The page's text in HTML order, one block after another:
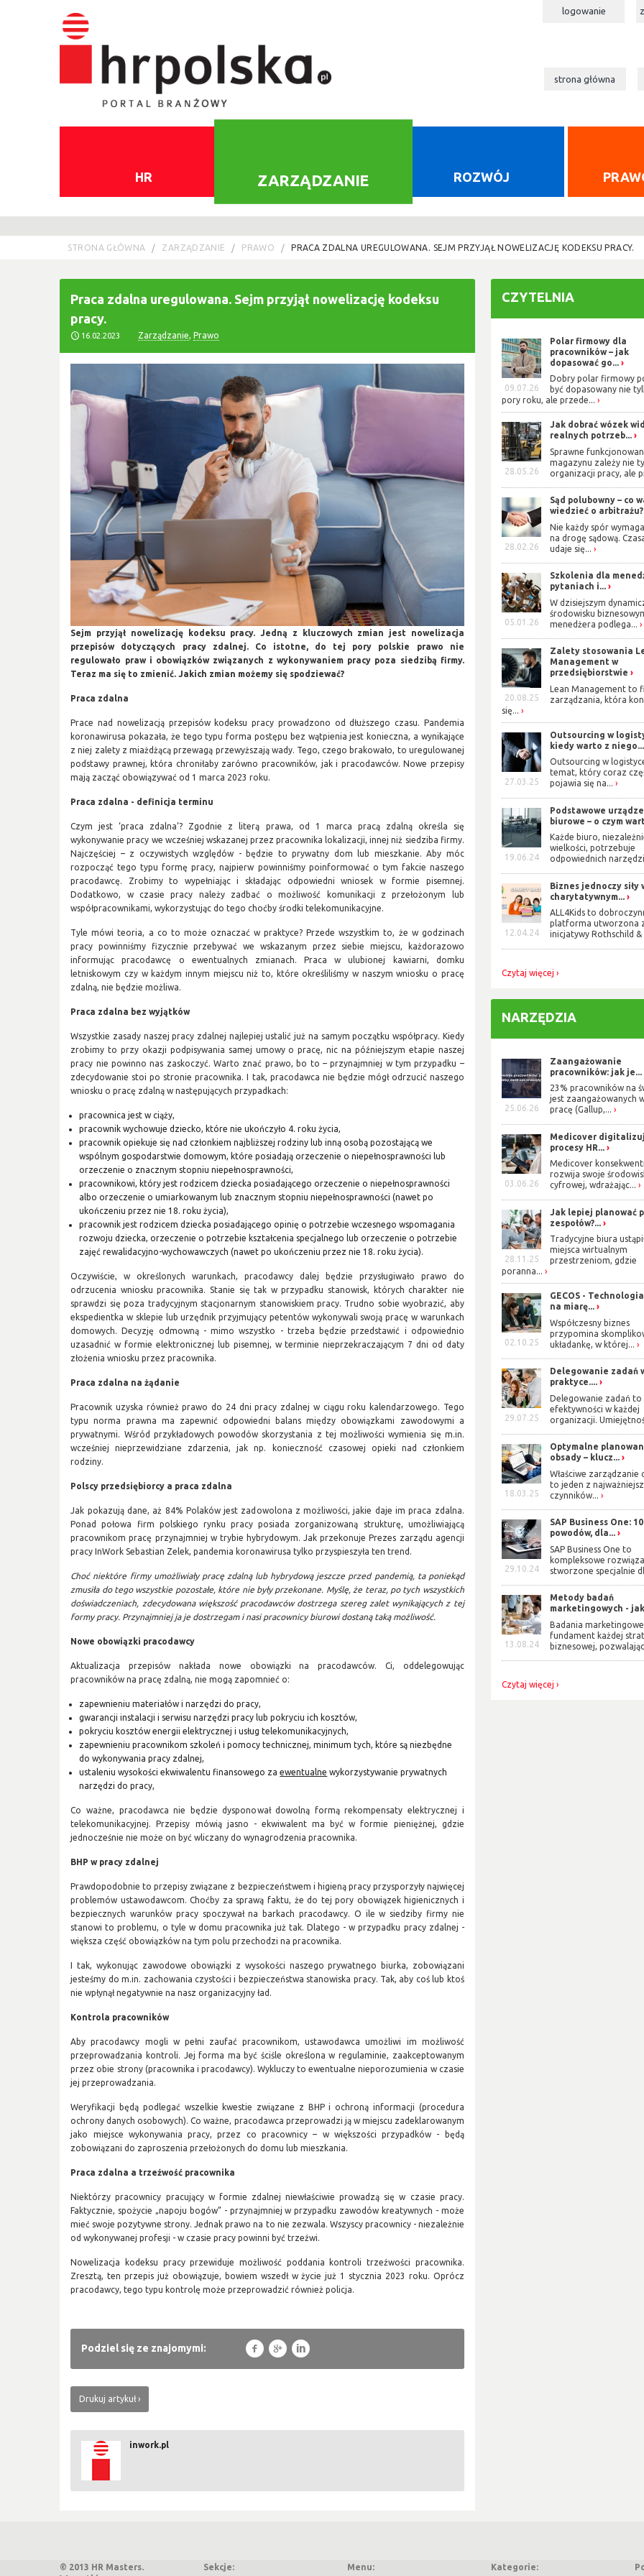
logowanie
strona główna
HR ZARZĄDZANIE ROZWÓJ
STRONA GŁÓWNA ZARZĄDZANIE PRAWO PRACA ZDALNA UREGULOWANA. SEJM PRZYJĄŁ NOWELIZACJĘ KODEKSU PRACY.
Praca zdalna uregulowana. Sejm przyjął nowelizację kodeksu
pracy.
16.02.2023 Zarządzanie ,Prawo
Sejm przyjął nowelizację kodeksu pracy. Jedną z kluczowych zmian jest nowelizacja
przepisów dotyczących pracy zdalnej. Co istotne, do tej pory polskie prawo nie
regulowało praw i obowiązków związanych z wykonywaniem pracy poza siedzibą firmy.
Teraz ma się to zmienić. Jakich zmian możemy się spodziewać?
Praca zdalna
Prace nad nowelizacją przepisów kodeksu pracy prowadzono od dłuższego czasu. Pandemia
koronawirusa pokazała, że tego typu forma postępu bez wątpienia jest konieczna, a wynikające
z niej zalety z miażdżącą przewagą przewyższają wady. Tego, czego brakowało, to uregulowanej
podstawy prawnej, która chroniłaby zarówno pracowników, jak i pracodawców. Nowe przepisy
mają zacząć obowiązywać od 1 marca 2023 roku.
Praca zdalna - definicja terminu
Czym jest ‘praca zdalna’? Zgodnie z literą prawa, od 1 marca pracą zdalną określa się
wykonywanie pracy we wcześniej wskazanej przez pracownika lokalizacji, innej niż siedziba firmy.
Najczęściej – z oczywistych względów - będzie to prywatny dom lub mieszkanie. Aby móc
rozpocząć tego typu formę pracy, najpierw powinniśmy poinformować o tym fakcie naszego
pracodawcę. Zrobimy to wypełniając i składając odpowiedni wniosek w formie pisemnej.
Dodatkowo, w czasie pracy należy zadbać o możliwość komunikacji z przełożonym lub
współpracownikami, wykorzystując do tego choćby środki telekomunikacyjne.
Tyle mówi teoria, a co to może oznaczać w praktyce? Przede wszystkim to, że w godzinach
pracy powinniśmy fizycznie przebywać we wskazanym przez siebie miejscu, każdorazowo
informując pracodawcę o ewentualnych zmianach. Praca w ulubionej kawiarni, domku
letniskowym czy w każdym innym miejscu niż to, które określiliśmy w naszym wniosku o pracę
zdalną, nie będzie możliwa.
Praca zdalna bez wyjątków
Wszystkie zasady naszej pracy zdalnej najlepiej ustalić już na samym początku współpracy. Kiedy
zrobimy to przy okazji podpisywania samej umowy o pracę, nic na późniejszym etapie naszej
pracy nie powinno nas zaskoczyć. Warto znać prawo, bo to – przynajmniej w tym przypadku –
zdecydowanie stoi po stronie pracownika. I tak, pracodawca nie będzie mógł odrzucić naszego
wniosku o pracę zdalną w następujących przypadkach:
pracownica jest w ciąży,
pracownik wychowuje dziecko, które nie ukończyło 4. roku życia,
pracownik opiekuje się nad członkiem najbliższej rodziny lub inną osobą pozostającą we
wspólnym gospodarstwie domowym, które posiadają orzeczenie o niepełnosprawności lub
orzeczenie o znacznym stopniu niepełnosprawności,
pracownikowi, który jest rodzicem dziecka posiadającego orzeczenie o niepełnosprawności
albo orzeczenie o umiarkowanym lub znacznym stopniu niepełnosprawności (nawet po
ukończeniu przez nie 18. roku życia),
pracownik jest rodzicem dziecka posiadającego opinię o potrzebie wczesnego wspomagania
rozwoju dziecka, orzeczenie o potrzebie kształcenia specjalnego lub orzeczenie o potrzebie
zajęć rewalidacyjno-wychowawczych (nawet po ukończeniu przez nie 18. roku życia).
Oczywiście, w określonych warunkach, pracodawcy dalej będzie przysługiwało prawo do
odrzucenia wniosku pracownika. Stanie się tak w przypadku stanowisk, których charakter nie
sprawdzi się poza tradycyjnym stacjonarnym stanowiskiem pracy. Trudno sobie wyobrazić, aby
ekspedientka w sklepie lub urzędnik przyjmujący petentów wykonywali swoją pracę w warunkach
domowych. Decyzję odmowną - mimo wszystko - trzeba będzie przedstawić i odpowiednio
uzasadnić w formie elektronicznej lub pisemnej, w terminie nieprzekraczającym 7 dni od daty
złożenia wniosku przez pracownika.
Praca zdalna na żądanie
Pracownik uzyska również prawo do 24 dni pracy zdalnej w ciągu roku kalendarzowego. Tego
typu norma prawna ma zapewnić odpowiedni balans między obowiązkami zawodowymi a
prywatnymi. Wśród przykładowych powodów skorzystania z tej możliwości wymienia się m.in.
wcześniej nieprzewidziane zdarzenia, jak np. konieczność czasowej opieki nad członkiem
rodziny.
Polscy przedsiębiorcy a praca zdalna
Jak pokazują dane, aż 84% Polaków jest zadowolona z możliwości, jakie daje im praca zdalna.
Ponad połowa firm polskiego rynku pracy posiada zorganizowaną strukturę, umożliwiającą
pracownikom pracę przynajmniej w trybie hybrydowym. Jak przekonuje Prezes zarządu agencji
pracy InWork Sebastian Zelek, pandemia koronawirusa tylko przyspieszyła ten trend.
Choć niektóre firmy umożliwiały pracę zdalną lub hybrydową jeszcze przed pandemią, ta poniekąd
zmusiła do tego wszystkie pozostałe, które nie były przekonane. Myślę, że teraz, po tych wszystkich
doświadczeniach, zdecydowana większość pracodawców dostrzega szereg zalet wynikających z tej
formy pracy. Przynajmniej ja je dostrzegam i nasi pracownicy biurowi dostaną taką możliwość.
Nowe obowiązki pracodawcy
Aktualizacja przepisów nakłada nowe obowiązki na pracodawców. Ci, oddelegowując
pracowników na pracę zdalną, nie mogą zapomnieć o:
zapewnieniu materiałów i narzędzi do pracy,
gwarancji instalacji i serwisu narzędzi pracy lub pokryciu ich kosztów,
pokryciu kosztów energii elektrycznej i usług telekomunikacyjnych,
zapewnieniu pracownikom szkoleń i pomocy technicznej, minimum tych, które są niezbędne
do wykonywania pracy zdalnej,
ustaleniu wysokości ekwiwalentu finansowego zaewentualne wykorzystywanie prywatnych
narzędzi do pracy,
Co ważne, pracodawca nie będzie dysponował dowolną formą rekompensaty elektrycznej i
telekomunikacyjnej. Przepisy mówią jasno - ekwiwalent ma być w formie pieniężnej, gdzie
jednocześnie nie może on być wliczany do wynagrodzenia pracownika.
BHP w pracy zdalnej
Prawdopodobnie to przepisy związane z bezpieczeństwem i higieną pracy przysporzyły najwięcej
problemów ustawodawcom. Choćby za sprawą faktu, że do tej pory obowiązek higienicznych i
bezpiecznych warunków pracy spoczywał na barkach pracodawcy. O ile w siedziby firmy nie
stanowi to problemu, o tyle w domu pracownika już tak. Dlatego - w przypadku pracy zdalnej -
większa część obowiązków na tym polu przechodzi na pracownika.
I tak, wykonując zawodowe obowiązki z wysokości naszego prywatnego biurka, zobowiązani
jesteśmy do m.in. zachowania czystości i bezpieczeństwa stanowiska pracy. Tak, aby coś lub ktoś
nie wpłynął negatywnie na nasz organizacyjny ład.
Kontrola pracowników
Aby pracodawcy mogli w pełni zaufać pracownikom, ustawodawca umożliwi im możliwość
przeprowadzania kontroli. Jej forma ma być ściśle określona w regulaminie, zaakceptowanym
przez obie strony (pracownika i pracodawcy). Wykluczy to ewentualne nieporozumienia w czasie
jej przeprowadzania.
Weryfikacji będą podlegać wszelkie kwestie związane z BHP i ochroną informacji (procedura
ochrony danych osobowych). Co ważne, pracodawca przeprowadzi ją w miejscu zadeklarowanym
jako miejsce wykonywania pracy, przez co pracownicy – w większości przypadków - będą
zobowiązani do zaproszenia przełożonych do domu lub mieszkania.
Praca zdalna a trzeźwość pracownika
Niektórzy pracownicy pracujący w formie zdalnej niewłaściwie prowadzą się w czasie pracy.
Faktycznie, spożycie „napoju bogów” - przynajmniej w przypadku zawodów kreatywnych - może
mieć swoje pozytywne strony. Jednak prawo na to nie zezwala. Wszyscy pracownicy - niezależnie
od wykonywanej profesji - w czasie pracy powinni być trzeźwi.
Nowelizacja kodeksu pracy przewiduje możliwość poddania kontroli trzeźwości pracownika.
Zresztą, ten przepis już obowiązuje, bowiem wszedł w życie już 1 stycznia 2023 roku. Oprócz
pracodawcy, tego typu kontrolę może przeprowadzić również policja.
Podziel się ze znajomymi: f g l
Drukuj artykuł
inwork.pl
CZYTELNIA
09.07.26
Polar firmowy dla
pracowników – jak
dopasować go...
Dobry polar firmowy
być dopasowany nie
pory roku, ale przede...
28.05.26
Jak dobrać wózek
realnych potrzeb...
Sprawne
magazynu zależy nie
organizacji pracy, ale
28.02.26
Sąd polubowny – co
wiedzieć o arbitrażu?
Nie każdy spór
na drogę sądową.
udaje się...
05.01.26
Szkolenia dla
pytaniach i...
W dzisiejszym
środowisku
menedżera podlega...
20.08.25
Zalety stosowania
Management w
przedsiębiorstwie
Lean Management to
zarządzania, która
się...
27.03.25
Outsourcing w
kiedy warto z niego...
Outsourcing w
temat, który coraz
pojawia się na...
19.06.24
Podstawowe
biurowe – o czym
Każde biuro,
wielkości, potrzebuje
odpowiednich
12.04.24
Biznes jednoczy siły
charytatywnym...
ALL4Kids to
platforma utworzona
inicjatywy Rothschild &
Czytaj więcej
NARZĘDZIA
25.06.26
Zaangażowanie
pracowników: jak je...
23% pracowników na
jest zaangażowanych
pracę (Gallup,...
03.06.26
Medicover
procesy HR...
Medicover
rozwija swoje
cyfrowej, wdrażając...
28.11.25
Jak lepiej planować
zespołów?...
Tradycyjne biura
miejsca wirtualnym
przestrzeniom, gdzie
poranna...
02.10.25
GECOS -
na miarę...
Współczesny biznes
przypomina
układankę, w której...
29.07.25
Delegowanie zadań
praktyce....
Delegowanie zadań to
efektywności w każdej
organizacji.
18.03.25
Optymalne
obsady – klucz...
Właściwe zarządzanie
to jeden z
czynników...
29.10.24
SAP Business One: 10
powodów, dla...
SAP Business One to
kompleksowe
stworzone specjalnie
13.08.24
Metody badań
marketingowych -
Badania
fundament każdej
biznesowej,
Czytaj więcej
© 2013 HR Masters.
Sekcje: Menu: Kategorie: